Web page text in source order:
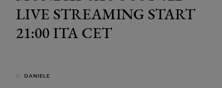
LIVE STREAMING START
21:00 ITA CET
di DANIELE